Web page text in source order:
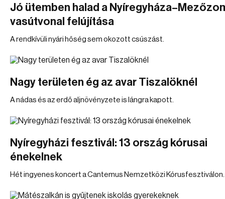
Jó ütemben halad a
vasútvonal felújítása
A rendkívüli nyári hőség sem okozott csúszást.
Nagy területen ég az avar Tiszalöknél
A nádas és az erdő aljnövényzete is lángra kapott.
Nyíregyházi fesztivál: 13 ország kórusai
énekelnek
Hét ingyenes koncert a Cantemus Nemzetközi Kórusfesztiválon.